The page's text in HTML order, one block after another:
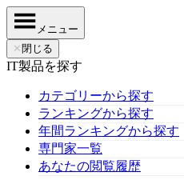
メニュー
✕ 閉じる
IT製品を探す
カテゴリーから探す
ランキングから探す
年間ランキングから探す
専門家一覧
あなたの閲覧履歴